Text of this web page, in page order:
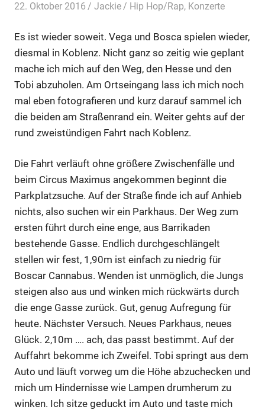
22. Oktober 2016 Jackie Hip Hop/Rap, Konzerte
Es ist wieder soweit. Vega und Bosca spielen wieder,
diesmal in Koblenz. Nicht ganz so zeitig wie geplant
mache ich mich auf den Weg, den Hesse und den
Tobi abzuholen. Am Ortseingang lass ich mich noch
mal eben fotografieren und kurz darauf sammel ich
die beiden am Straßenrand ein. Weiter gehts auf der
rund zweistündigen Fahrt nach Koblenz.
Die Fahrt verläuft ohne größere Zwischenfälle und
beim Circus Maximus angekommen beginnt die
Parkplatzsuche. Auf der Straße finde ich auf Anhieb
nichts, also suchen wir ein Parkhaus. Der Weg zum
ersten führt durch eine enge, aus Barrikaden
bestehende Gasse. Endlich durchgeschlängelt
stellen wir fest, 1,90m ist einfach zu niedrig für
Boscar Cannabus. Wenden ist unmöglich, die Jungs
steigen also aus und winken mich rückwärts durch
die enge Gasse zurück. Gut, genug Aufregung für
heute. Nächster Versuch. Neues Parkhaus, neues
Glück. 2,10m …. ach, das passt bestimmt. Auf der
Auffahrt bekomme ich Zweifel. Tobi springt aus dem
Auto und läuft vorweg um die Höhe abzuchecken und
mich um Hindernisse wie Lampen drumherum zu
winken. Ich sitze geduckt im Auto und taste mich